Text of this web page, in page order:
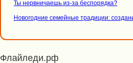
Ты нервничаешь из-за беспорядка?
Новогодние семейные традиции:
Флайледи.рф